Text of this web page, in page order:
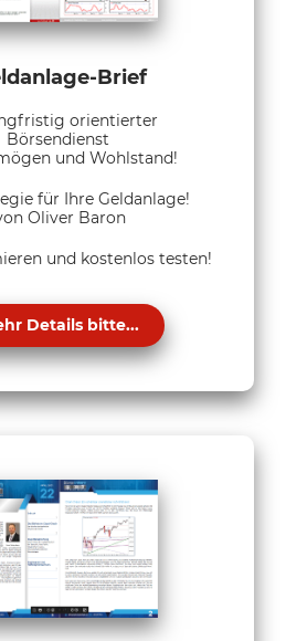
Brief
orientierter
Börsendienst
und Wohlstand!
für Ihre Geldanlage!
Oliver Baron
und kostenlos testen!
Details bitte...